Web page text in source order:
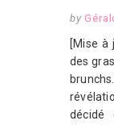
by
[Mise à
des